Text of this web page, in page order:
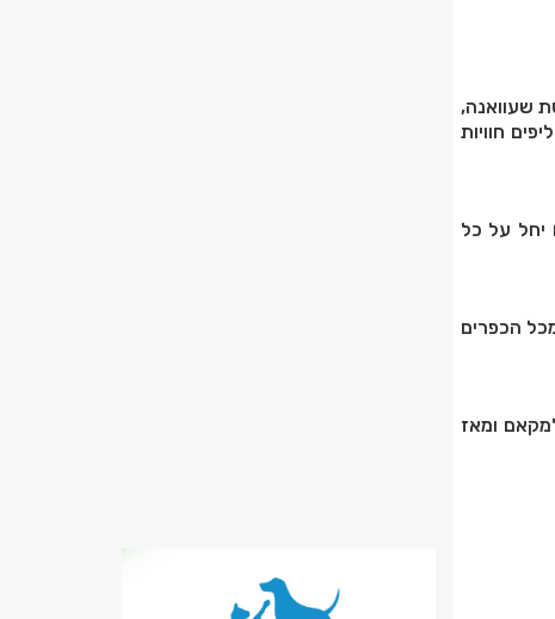
שעוואנה,
חוויות
יחל על כל
הכפרים
לרגל למקאם ומאז